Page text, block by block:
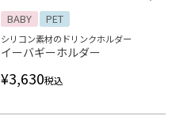
BABY PET
シリコン素材のドリンクホルダー
イーバギーホルダー
¥3,630税込